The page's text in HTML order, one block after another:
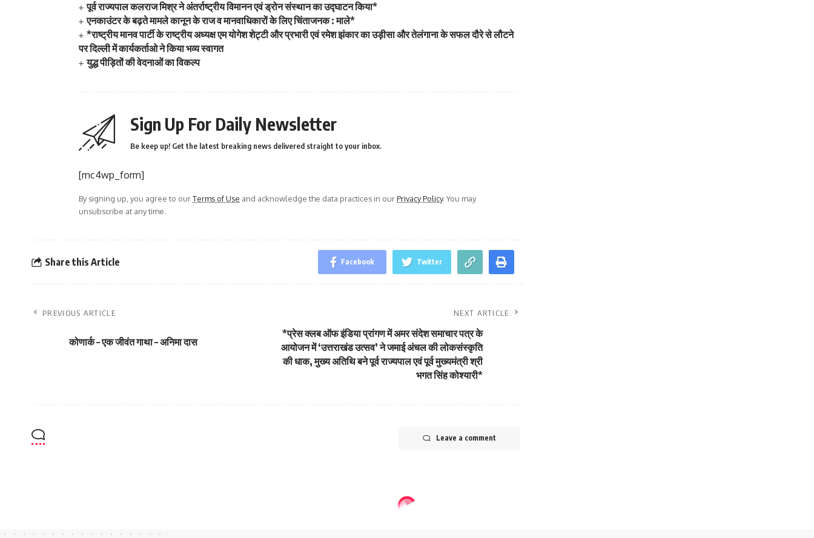
पूर्व राज्यपाल कलराज मिश्र ने अंतर्राष्ट्रीय विमानन एवं ड्रोन संस्थान का उद्घाटन किया*
एनकाउंटर के बढ़ते मामले कानून के राज व मानवाधिकारों के लिए चिंताजनक : माले*
*राष्ट्रीय मानव पार्टी के राष्ट्रीय अध्यक्ष एम योगेश शेट्टी और प्रभारी एवं रमेश झंकार का उड़ीसा और तेलंगाना के सफल दौरे से लौटने
पर दिल्ली में कार्यकर्ताओ ने किया भव्य स्वागत
युद्ध पीड़ितों की वेदनाओं का विकल्प
Sign Up For Daily Newsletter
Be keep up! Get the latest breaking news delivered straight to your inbox.
[mc4wp_form]
By signing up, you agree to ourTerms of Use and acknowledge the data practices in ourPrivacy Policy. You may
unsubscribe at any time.
Share this Article Facebook Twitter
PREVIOUS ARTICLE
कोणार्क – एक जीवंत गाथा – अनिमा दास
NEXT ARTICLE
*प्रेस क्लब ऑफ इंडिया प्रांगण में अमर संदेश समाचार पत्र के
आयोजन में ‘उत्तराखंड उत्सव’ ने जमाई अंचल की लोकसंस्कृति
की धाक, मुख्य अतिथि बने पूर्व राज्यपाल एवं पूर्व मुख्यमंत्री श्री
भगत सिंह कोश्यारी*
Leave a comment